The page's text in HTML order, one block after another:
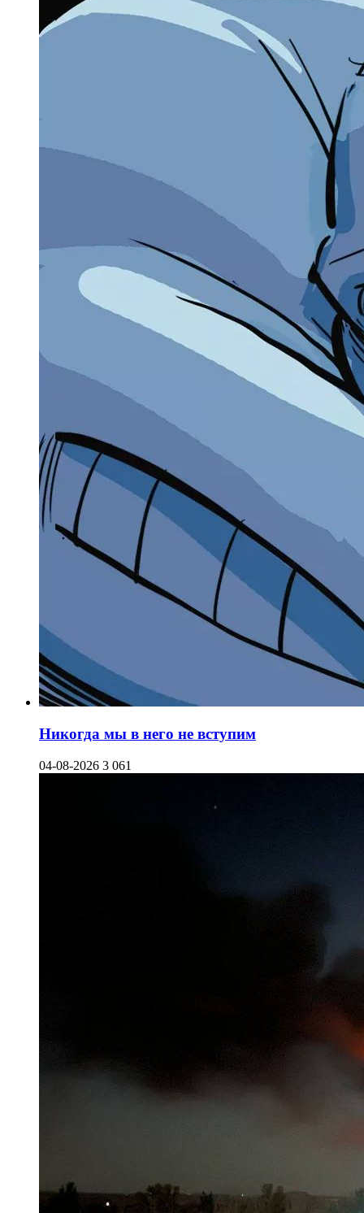
Никогда мы в него не вступим
04-08-2026 3 061